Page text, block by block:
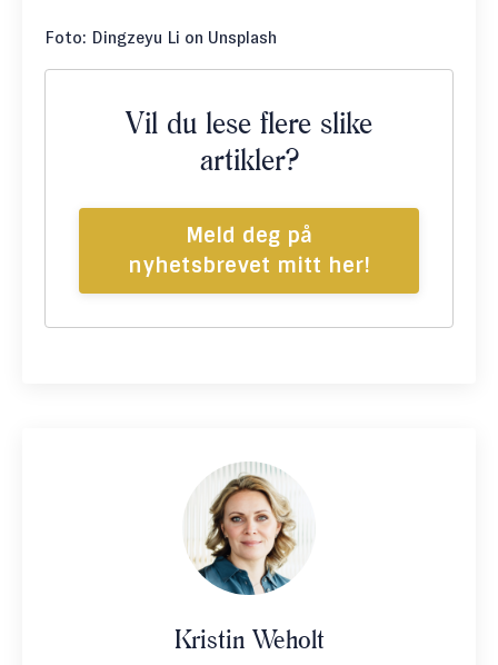
Foto: Dingzeyu Li on Unsplash
Vil du lese flere slike
artikler?
Meld deg på
nyhetsbrevet mitt her!
Kristin Weholt